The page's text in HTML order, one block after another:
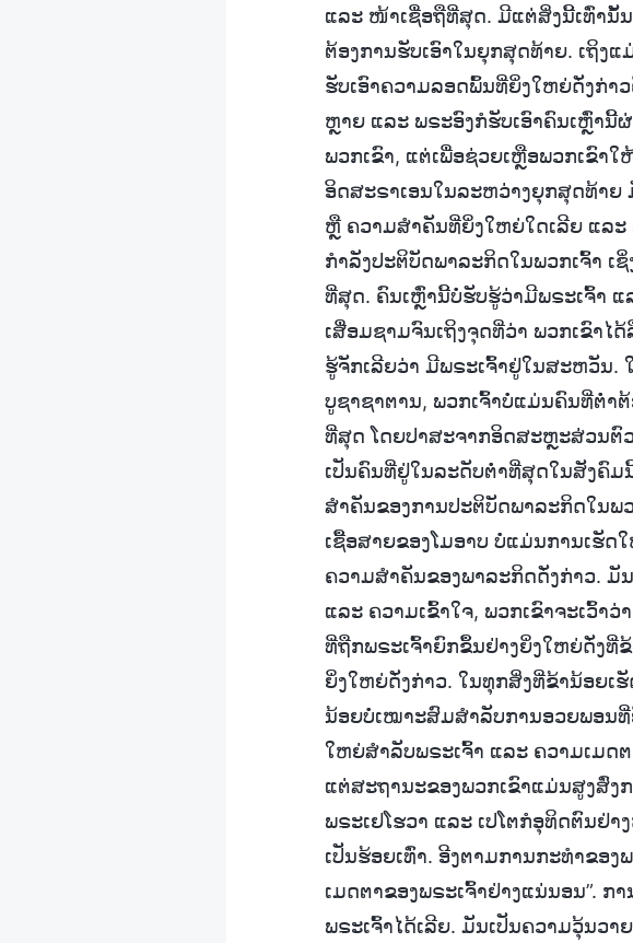
ແລະ ໜ້າເຊື່ອຖືທີ່ສຸດ. ມີແຕ່ສິ່ງນີ້ເທົ່ານັ້
ຕ້ອງການຮັບເອົາໃນຍຸກສຸດທ້າຍ. ເຖິງ
ຮັບເອົາຄວາມລອດພົ້ນທີ່ຍິ່ງໃຫຍ່ດັ່ງກ່າ
ຫຼາຍ ແລະ ພຣະອົງກໍຮັບເອົາຄົນເຫຼົ່ານີ້
ພວກເຂົາ, ແຕ່ເພື່ອຊ່ວຍເຫຼືອພວກເຂົາ
ອິດສະຣາເອນໃນລະຫວ່າງຍຸກສຸດທ້າ
ຫຼື ຄວາມສຳຄັນທີ່ຍິ່ງໃຫຍ່ໃດເລີຍ ແລ
ກຳລັງປະຕິບັດພາລະກິດໃນພວກເຈົ້າ
ທີ່ສຸດ. ຄົນເຫຼົ່ານີ້ບໍ່ຮັບຮູ້ວ່າມີພຣະເຈົ້າ
ເສື່ອມຊາມຈົນເຖິງຈຸດທີ່ວ່າ ພວກເຂົາໄ
ຮູ້ຈັກເລີຍວ່າ ມີພຣະເຈົ້າຢູ່ໃນສະຫວັນ.
ບູຊາຊາຕານ, ພວກເຈົ້າບໍ່ແມ່ນຄົນທີ່ຕໍ່າ
ທີ່ສຸດ ໂດຍປາສະຈາກອິດສະຫຼະສ່ວນຕົ
ເປັນຄົນທີ່ຢູ່ໃນລະດັບຕໍ່າທີ່ສຸດໃນສັງຄົ
ສຳຄັນຂອງການປະຕິບັດພາລະກິດໃນພ
ເຊື້ອສາຍຂອງໂມອາບ ບໍ່ແມ່ນການເຮັດ
ຄວາມສຳຄັນຂອງພາລະກິດດັ່ງກ່າວ.
ແລະ ຄວາມເຂົ້າໃຈ, ພວກເຂົາຈະເວົ້າ
ທີ່ຖືກພຣະເຈົ້າຍົກຂຶ້ນຢ່າງຍິ່ງໃຫຍ່ດັ່ງ
ຍິ່ງໃຫຍ່ດັ່ງກ່າວ. ໃນທຸກສິ່ງທີ່ຂ້ານ້ອຍເ
ນ້ອຍບໍ່ເໝາະສົມສຳລັບການອວຍພອນທີ່
ໃຫຍ່ສຳລັບພຣະເຈົ້າ ແລະ ຄວາມເມດ
ແຕ່ສະຖານະຂອງພວກເຂົາແມ່ນສູງສົ່
ພຣະເຢໂຮວາ ແລະ ເປໂຕກໍອຸທິດຕົນຢ່
ເປັນຮ້ອຍເທົ່າ. ອີງຕາມການກະທຳຂອ
ເມດຕາຂອງພຣະເຈົ້າຢ່າງແນ່ນອນ”.
ພຣະເຈົ້າໄດ້ເລີຍ. ມັນເປັນຄວາມວຸ້ນວ